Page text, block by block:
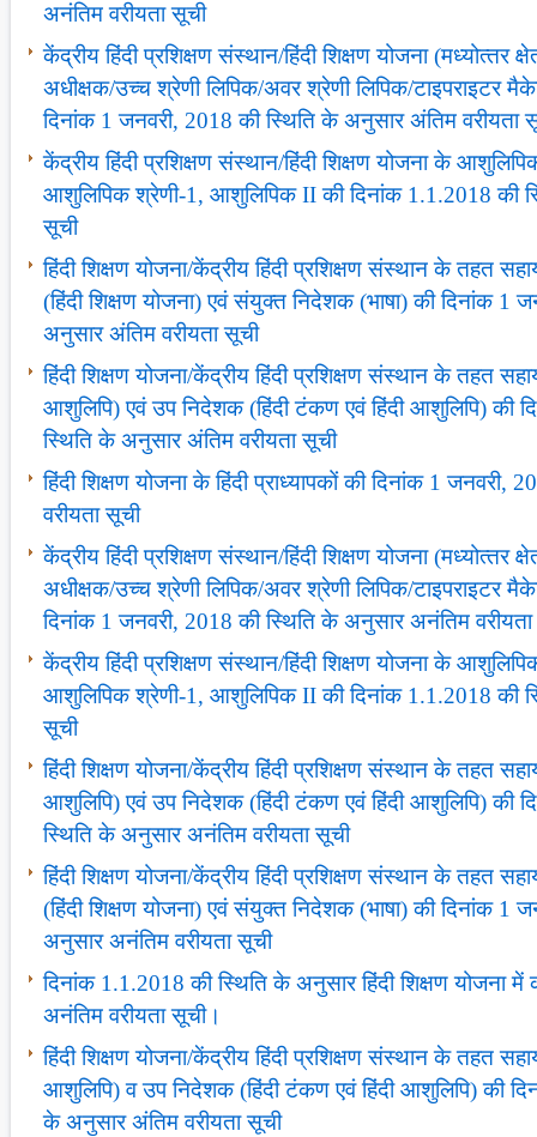
अनंतिम वरीयता सूची
केंद्रीय हिंदी प्रशिक्षण संस्‍थान/हिंदी शिक्षण योजना (मध्‍योत्‍तर
अधीक्षक/उच्‍च श्रेणी लिपिक/अवर श्रेणी लिपिक/टाइपराइटर
दिनांक 1 जनवरी, 2018 की स्थिति के अनुसार अंतिम वरीयता
केंद्रीय हिंदी प्रशिक्षण संस्‍थान/हिंदी शिक्षण योजना के
आशुलिपिक श्रेणी-1, आशुलिपिक II की दिनांक 1.1.2018 की
सूची
हिंदी शिक्षण योजना/केंद्रीय हिंदी प्रशिक्षण संस्‍थान के तहत
(हिंदी शिक्षण योजना) एवं संयुक्‍त निदेशक (भाषा) की दिनांक 1
अनुसार अंतिम वरीयता सूची
हिंदी शिक्षण योजना/केंद्रीय हिंदी प्रशिक्षण संस्‍थान के तहत
आशुलिपि) एवं उप निदेशक (हिंदी टंकण एवं हिंदी आशुलिपि) की
स्थिति के अनुसार अंतिम वरीयता सूची
हिंदी शिक्षण योजना के हिंदी प्राध्‍यापकों की दिनांक 1
वरीयता सूची
केंद्रीय हिंदी प्रशिक्षण संस्‍थान/हिंदी शिक्षण योजना (मध्‍योत्‍तर
अधीक्षक/उच्‍च श्रेणी लिपिक/अवर श्रेणी लिपिक/टाइपराइटर
दिनांक 1 जनवरी, 2018 की स्थिति के अनुसार अनंतिम
केंद्रीय हिंदी प्रशिक्षण संस्‍थान/हिंदी शिक्षण योजना के
आशुलिपिक श्रेणी-1, आशुलिपिक II की दिनांक 1.1.2018 की
सूची
हिंदी शिक्षण योजना/केंद्रीय हिंदी प्रशिक्षण संस्‍थान के तहत
आशुलिपि) एवं उप निदेशक (हिंदी टंकण एवं हिंदी आशुलिपि) की
स्थिति के अनुसार अनंतिम वरीयता सूची
हिंदी शिक्षण योजना/केंद्रीय हिंदी प्रशिक्षण संस्‍थान के तहत
(हिंदी शिक्षण योजना) एवं संयुक्‍त निदेशक (भाषा) की दिनांक 1
अनुसार अनंतिम वरीयता सूची
दिनांक 1.1.2018 की स्थिति के अनुसार हिंदी शिक्षण योजना में
अनंतिम वरीयता सूची।
हिंदी शिक्षण योजना/केंद्रीय हिंदी प्रशिक्षण संस्‍थान के तहत
आशुलिपि) व उप निदेशक (हिंदी टंकण एवं हिंदी आशुलिपि) की
के अनुसार अंतिम वरीयता सूची